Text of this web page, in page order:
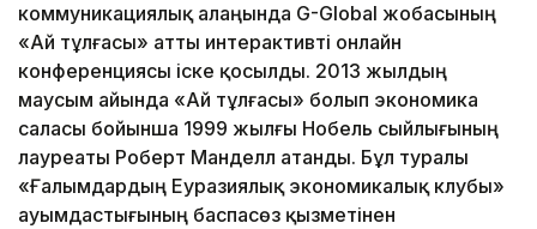
коммуникациялық алаңында G-Global жобасының
«Ай тұлғасы» атты интерактивті онлайн
конференциясы іске қосылды. 2013 жылдың
маусым айында «Ай тұлғасы» болып экономика
саласы бойынша 1999 жылғы Нобель сыйлығының
лауреаты Роберт Манделл атанды. Бұл туралы
«Ғалымдардың Еуразиялық экономикалық клубы»
Қауымдастығының баспасөз қызметінен